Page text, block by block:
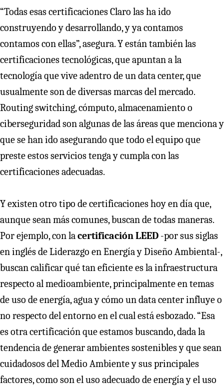
“Todas esas certificaciones Claro las ha ido
construyendo y desarrollando, y ya contamos
contamos con ellas”, asegura. Y están también las
certificaciones tecnológicas, que apuntan a la
tecnología que vive adentro de un data center, que
usualmente son de diversas marcas del mercado.
Routing switching, cómputo, almacenamiento o
ciberseguridad son algunas de las áreas que menciona y
que se han ido asegurando que todo el equipo que
preste estos servicios tenga y cumpla con las
certificaciones adecuadas.
Y existen otro tipo de certificaciones hoy en día que,
aunque sean más comunes, buscan de todas maneras.
Por ejemplo, con lacertificación LEED -por sus siglas
en inglés de Liderazgo en Energía y Diseño Ambiental-,
buscan calificar qué tan eficiente es la infraestructura
respecto al medioambiente, principalmente en temas
de uso de energía, agua y cómo un data center influye o
no respecto del entorno en el cual está esbozado. “Esa
es otra certificación que estamos buscando, dada la
tendencia de generar ambientes sostenibles y que sean
cuidadosos del Medio Ambiente y sus principales
factores, como son el uso adecuado de energía y el uso